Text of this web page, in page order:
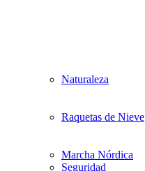
Naturaleza
Raquetas de Nieve
Marcha Nórdica
Seguridad